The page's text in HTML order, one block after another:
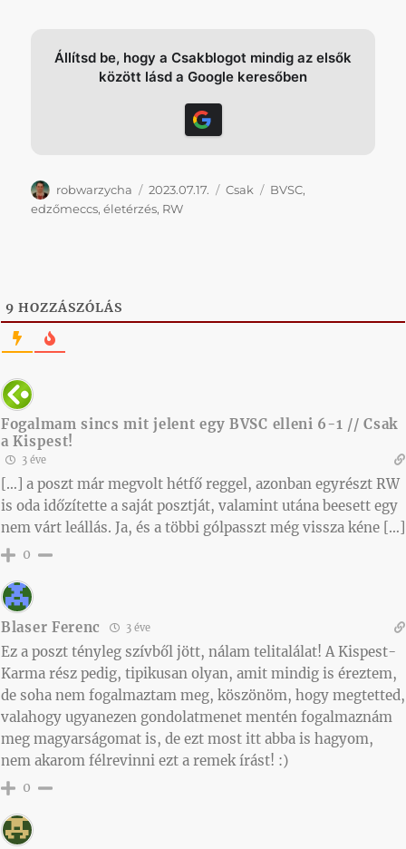
Állítsd be, hogy a Csakblogot mindig az elsők
között lásd a Google keresőben
Szerző
robwarzycha Közzétéve
2023.07.17. Kategória
Csak Címke
BVSC,
edzőmeccs,életérzés, RW
9 HOZZÁSZÓLÁS
Fogalmam sincs mit jelent egy BVSC elleni 6-1 // Csak
a Kispest!
3 éve
[…] a poszt már megvolt hétfő reggel, azonban egyrészt RW
is oda időzítette a saját posztját, valamint utána beesett egy
nem várt leállás. Ja, és a többi gólpasszt még vissza kéne […]
0
Blaser Ferenc 3 éve
Ez a poszt tényleg szívből jött, nálam telitalálat! A Kispest-
Karma rész pedig, tipikusan olyan, amit mindig is éreztem,
de soha nem fogalmaztam meg, köszönöm, hogy megtetted,
valahogy ugyanezen gondolatmenet mentén fogalmaznám
meg magyarságomat is, de ezt most itt abba is hagyom,
nem akarom félrevinni ezt a remek írást! :)
0